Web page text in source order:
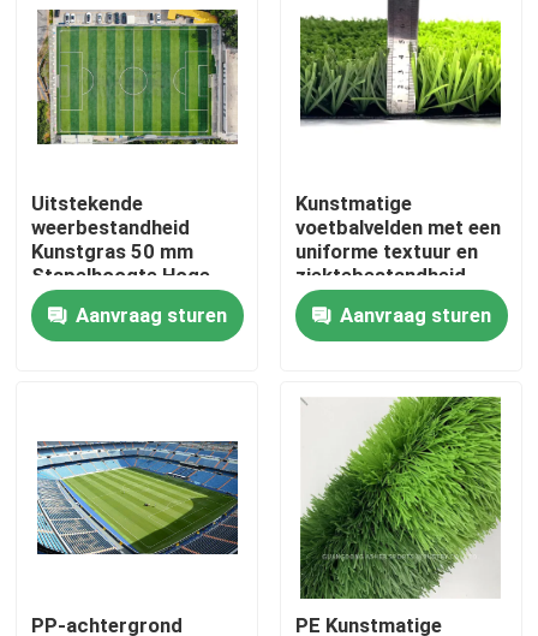
Producten
Video's
Fabriekstour
Kwaliteitscontrole
Nieuws
Gevallen
Offerte Aanvragen
Uitstekende
weerbestandheid
Kunstgras 50 mm
Stapelhoogte Hoge
flexibiliteit
Aanvraag sturen
Kunstmatige
voetbalvelden met een
uniforme textuur en
ziektebestandheid
4x25m
Aanvraag sturen
PP-achtergrond
PE Kunstmatige